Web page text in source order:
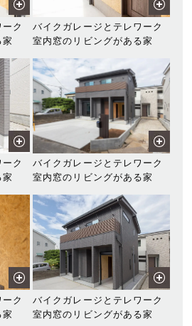
ク
バイクガレージとテレワーク
室内窓のリビングがある家
ク
バイクガレージとテレワーク
室内窓のリビングがある家
ク
バイクガレージとテレワーク
室内窓のリビングがある家